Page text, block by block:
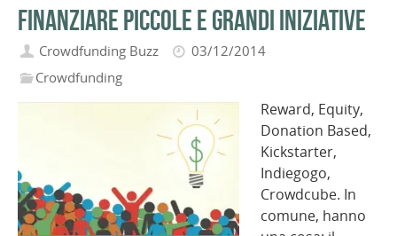
finanziare piccole e grandi iniziative
Crowdfunding Buzz
03/12/2014
Crowdfunding
Reward, Equity,
Donation Based,
Kickstarter,
Indiegogo,
Crowdcube. In
comune, hanno